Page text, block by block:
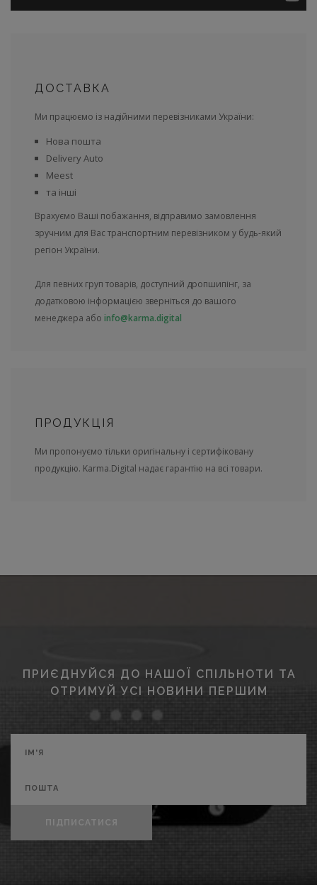
ДОСТАВКА
Ми працюємо із надійними перевізниками України:
Нова пошта
Delivery Auto
Meest
та інші
Врахуємо Ваші побажання, відправимо замовлення
зручним для Вас транспортним перевізником у будь-який
регіон України.
Для певних груп товарів, доступний дропшипінг, за
додатковою інформацією зверніться до вашого
менеджера або info@karma.digital
ПРОДУКЦІЯ
Ми пропонуємо тільки оригінальну і сертифіковану
продукцію. Karma.Digital надає гарантію на всі товари.
ПРИЄДНУЙСЯ ДО НАШОЇ СПІЛЬНОТИ ТА
ОТРИМУЙ УСІ НОВИНИ ПЕРШИМ
ПІДПИСАТИСЯ